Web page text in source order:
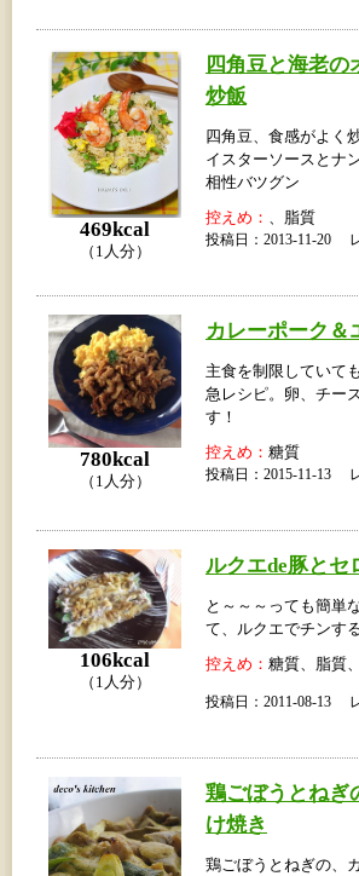
469kcal
（1人分）
四角豆と海老の
炒飯
四角豆、食感がよく
イスターソースとナ
相性バツグン
控えめ： 、脂質
投稿日：2013-11-20
780kcal
（1人分）
カレーポーク＆
主食を制限していて
急レシピ。卵、チー
す！
控えめ： 糖質
投稿日：2015-11-13
106kcal
（1人分）
ルクエde豚とセ
と～～～っても簡単
て、ルクエでチンす
控えめ： 糖質、脂質
投稿日：2011-08-13
鶏ごぼうとねぎ
け焼き
鶏ごぼうとねぎの、